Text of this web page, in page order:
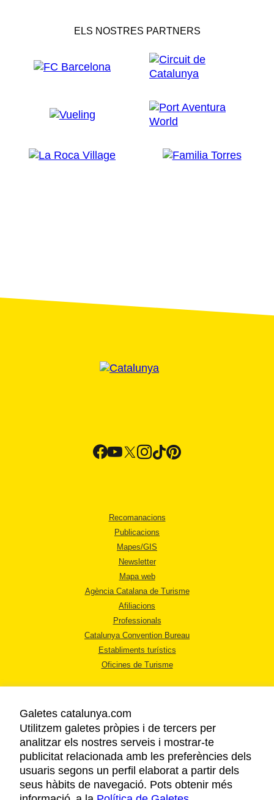
ELS NOSTRES PARTNERS
Recomanacions
Publicacions
Mapes/GIS
Newsletter
Mapa web
Agència Catalana de Turisme
Afiliacions
Professionals
Catalunya Convention Bureau
Establiments turístics
Oficines de Turisme
AVÍS LEGAL
POLÍTICA DE PRIVACITAT
COOKIES
ACCESSIBILITAT
Galetes catalunya.com
Utilitzem galetes pròpies i de tercers per
analitzar els nostres serveis i mostrar-te
publicitat relacionada amb les preferències dels
usuaris segons un perfil elaborat a partir dels
seus hàbits de navegació. Pots obtenir més